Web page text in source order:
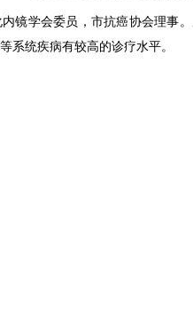
镜学会委员，市抗癌协会理事
系统疾病有较高的诊疗水平。